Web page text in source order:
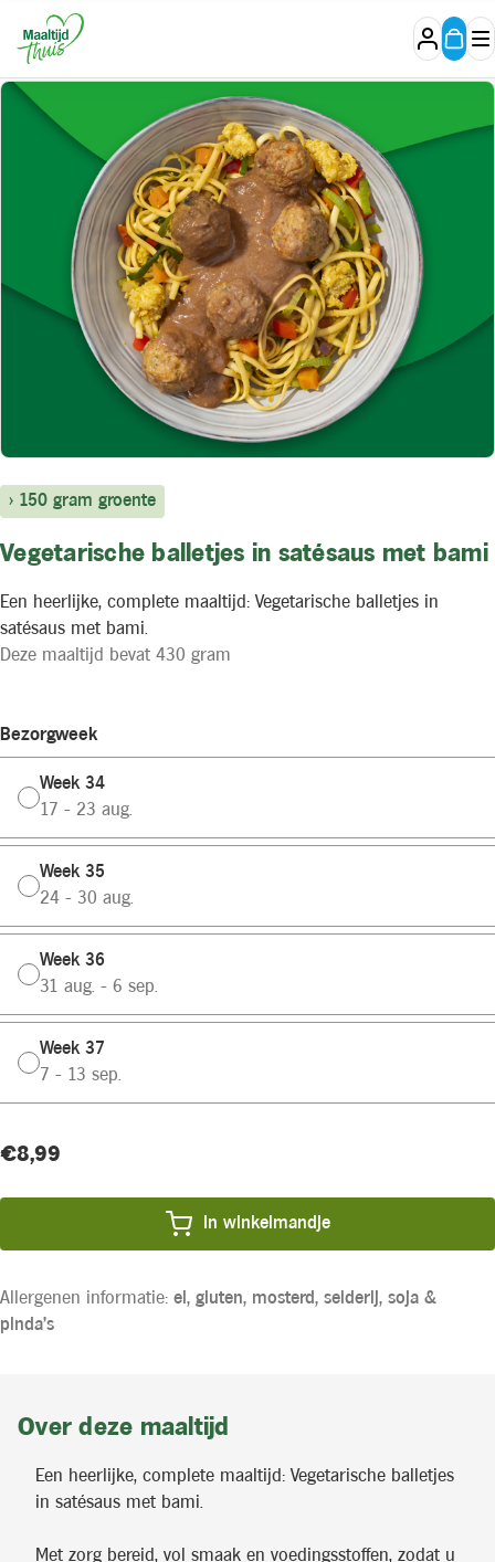
> 150 gram groente
Vegetarische balletjes in satésaus met bami
Een heerlijke, complete maaltijd: Vegetarische balletjes in
satésaus met bami.
Deze maaltijd bevat 430 gram
Bezorgweek
Week 34
17 - 23 aug.
Week 35
24 - 30 aug.
Week 36
31 aug. - 6 sep.
Week 37
7 - 13 sep.
Huidige
Product
€8,99
In winkelmandje
Allergenen informatie: ei, gluten, mosterd, selderij, soja &
pinda's
Over deze maaltijd
Een heerlijke, complete maaltijd: Vegetarische balletjes
in satésaus met bami.
Met zorg bereid, vol smaak en voedingsstoffen, zodat u